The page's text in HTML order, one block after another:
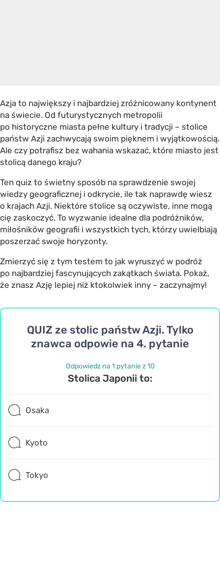
Azja to największy i najbardziej zróżnicowany kontynent
na świecie. Od futurystycznych metropolii
po historyczne miasta pełne kultury i tradycji – stolice
państw Azji zachwycają swoim pięknem i wyjątkowością.
Ale czy potrafisz bez wahania wskazać, które miasto jest
stolicą danego kraju?
Ten quiz to świetny sposób na sprawdzenie swojej
wiedzy geograficznej i odkrycie, ile tak naprawdę wiesz
o krajach Azji. Niektóre stolice są oczywiste, inne mogą
cię zaskoczyć. To wyzwanie idealne dla podróżników,
miłośników geografii i wszystkich tych, którzy uwielbiają
poszerzać swoje horyzonty.
Zmierzyć się z tym testem to jak wyruszyć w podróż
po najbardziej fascynujących zakątkach świata. Pokaż,
że znasz Azję lepiej niż ktokolwiek inny – zaczynajmy!
QUIZ ze stolic państw Azji. Tylko
znawca odpowie na 4. pytanie
Odpowiedz na 1 pytanie z 10
Stolica Japonii to:
Osaka
Kyoto
Tokyo